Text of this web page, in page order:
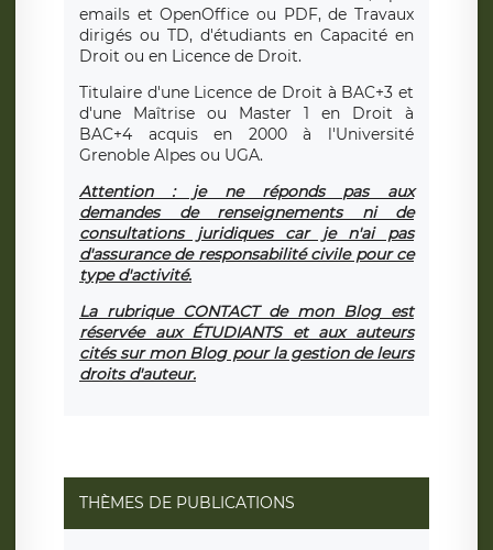
emails et OpenOffice ou PDF, de Travaux
dirigés ou TD, d'étudiants en Capacité en
Droit ou en Licence de Droit.
Titulaire d'une Licence de Droit à BAC+3 et
d'une Maîtrise ou Master 1 en Droit à
BAC+4 acquis en 2000 à l'Université
Grenoble Alpes ou UGA.
Attention : je ne réponds pas aux
demandes de renseignements ni de
consultations juridiques car je n'ai pas
d'assurance de responsabilité civile pour ce
type d'activité.
La rubrique CONTACT de mon Blog est
réservée aux ÉTUDIANTS et aux auteurs
cités sur mon Blog pour la gestion de leurs
droits d'auteur.
THÈMES DE PUBLICATIONS